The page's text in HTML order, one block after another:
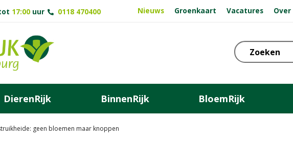
geen bloemen maar knoppen
17:00 uur 0118 470400 Nieuws Groenkaart Vacatures Over
DierenRijk BinnenRijk BloemRijk